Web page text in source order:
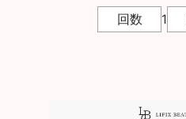
回数 1